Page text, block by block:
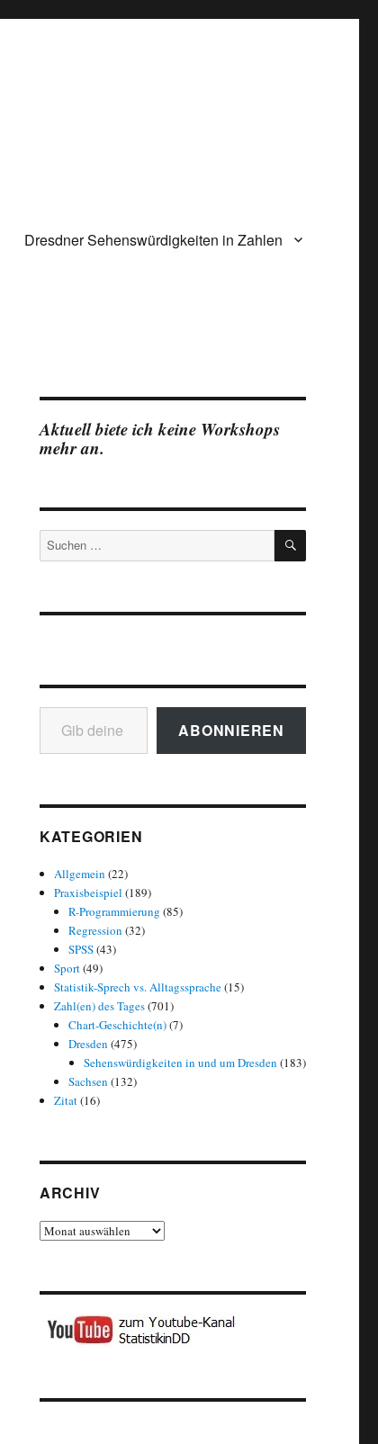
Dresdner Sehenswürdigkeiten in Zahlen
Aktuell biete ich keine Workshops
mehr an.
Suchen
nach:
SUCHEN
Gib deine E-Mail-Adresse ein ...
ABONNIEREN
KATEGORIEN
Allgemein (22)
Praxisbeispiel (189)
R-Programmierung (85)
Regression (32)
SPSS(43)
Sport(49)
Statistik-Sprech vs. Alltagssprache(15)
Zahl(en) des Tages(701)
Chart-Geschichte(n)(7)
Dresden (475)
Sehenswürdigkeiten in und um Dresden (183)
Sachsen (132)
Zitat(16)
ARCHIV
Archiv